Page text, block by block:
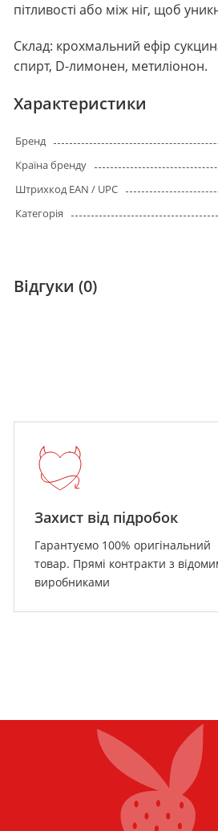
пітливості або між ніг, щоб
Склад: крохмальний ефір
спирт, D-лимонен, метиліонон.
Характеристики
Бренд
Країна бренду
Штрихкод EAN / UPC
Категорія
Відгуки (0)
Захист від підробок
Гарантуємо 100% оригінальний
товар. Прямі контракти з
виробниками